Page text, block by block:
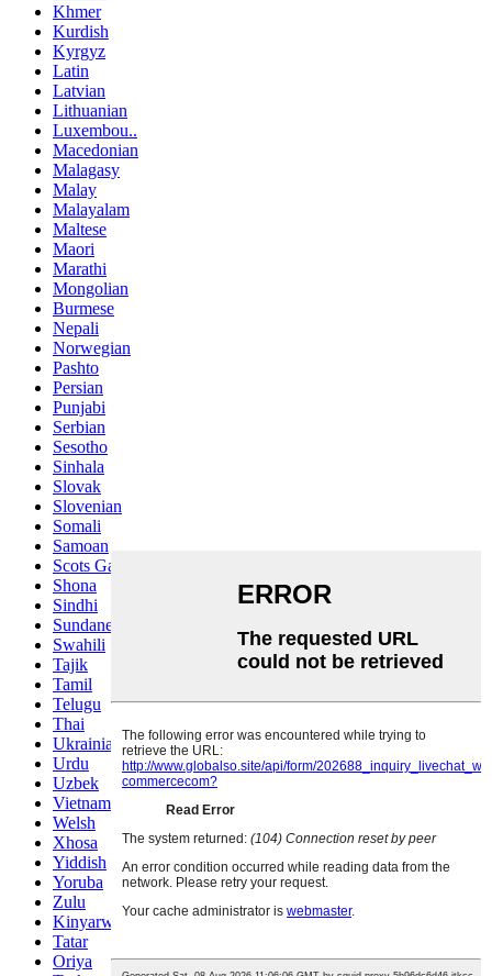
Khmer
Kurdish
Kyrgyz
Latin
Latvian
Lithuanian
Luxembou..
Macedonian
Malagasy
Malay
Malayalam
Maltese
Maori
Marathi
Mongolian
Burmese
Nepali
Norwegian
Pashto
Persian
Punjabi
Serbian
Sesotho
Sinhala
Slovak
Slovenian
Somali
Samoan
Scots Gaelic
Shona
Sindhi
Sundanese
Swahili
Tajik
Tamil
Telugu
Thai
Ukrainian
Urdu
Uzbek
Vietnamese
Welsh
Xhosa
Yiddish
Yoruba
Zulu
Kinyarwanda
Tatar
Oriya